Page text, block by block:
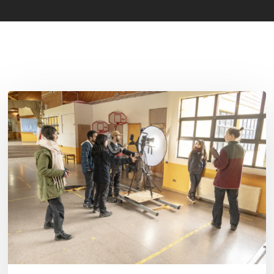
Toda
el
agua
del
mar:
largometraje
de
ficción
se